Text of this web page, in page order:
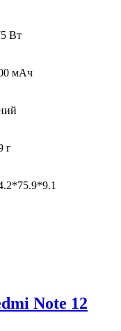
Вт
мАч
г
Note 12